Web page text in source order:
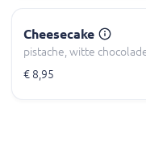
Cheesecake
pistache, witte
€ 8,95